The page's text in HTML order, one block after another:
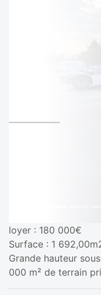
loyer : 180 000€
Surface : 1
Grande hauteur
000 m² de terrain